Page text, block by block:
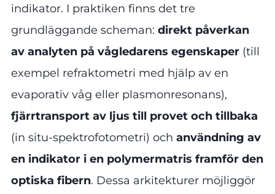
indikator. I praktiken finns det tre
grundläggande scheman: direkt påverkan
av analyten på vågledarens egenskaper (till
exempel refraktometri med hjälp av en
evaporativ våg eller plasmonresonans),
fjärrtransport av ljus till provet och tillbaka
(in situ-spektrofotometri) och användning av
en indikator i en polymermatris framför den
optiska fibern. Dessa arkitekturer möjliggör